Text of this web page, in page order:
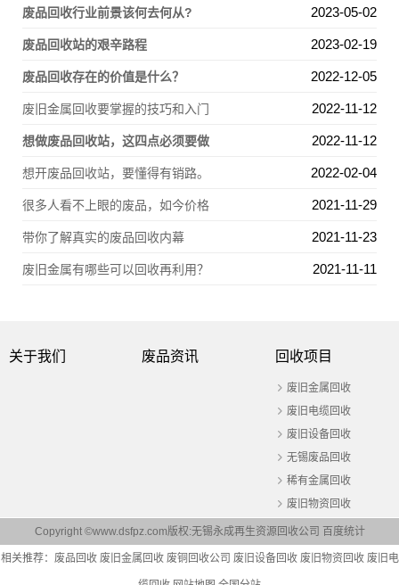
废品回收行业前景该何去何从? 2023-05-02
废品回收站的艰辛路程 2023-02-19
废品回收存在的价值是什么？ 2022-12-05
废旧金属回收要掌握的技巧和入门 2022-11-12
想做废品回收站，这四点必须要做 2022-11-12
想开废品回收站，要懂得有销路。 2022-02-04
很多人看不上眼的废品，如今价格 2021-11-29
带你了解真实的废品回收内幕 2021-11-23
废旧金属有哪些可以回收再利用？ 2021-11-11
关于我们 废品资讯 回收项目
废旧金属回收
废旧电缆回收
废旧设备回收
无锡废品回收
稀有金属回收
废旧物资回收
Copyright ©www.dsfpz.com版权:无锡永成再生资源回收公司 百度统计
相关推荐： 废品回收 废旧金属回收 废铜回收公司 废旧设备回收 废旧物资回收 废旧电